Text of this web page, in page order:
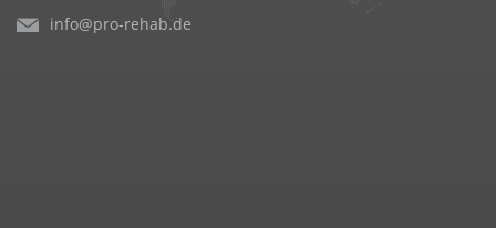
info@pro-rehab.de